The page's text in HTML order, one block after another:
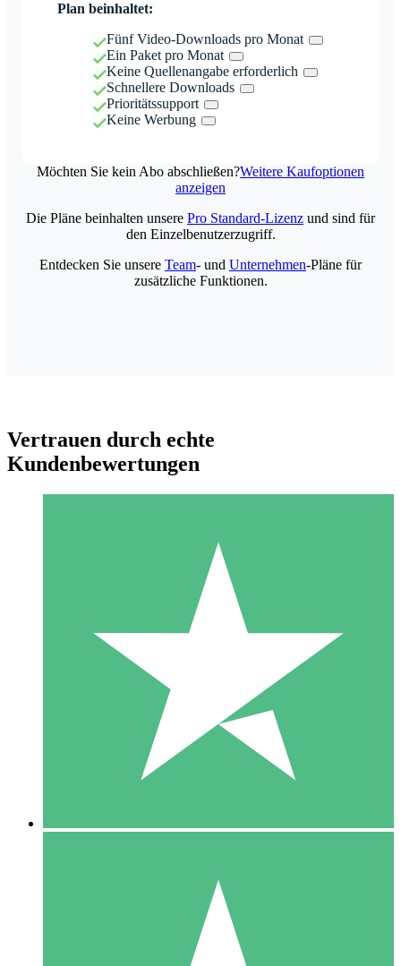
Plan beinhaltet:
Fünf Video-Downloads pro Monat
Ein Paket pro Monat
Keine Quellenangabe erforderlich
Schnellere Downloads
Prioritätssupport
Keine Werbung
Möchten Sie kein Abo abschließen?Weitere Kaufoptionen
anzeigen
Individuelle Credit-Pakete
Zahlen Sie nach Bedarf mit Download-Credits. Keine
monatliche Verpflichtung erforderlich.
10 00
10 Downloads
20 00
Die Pläne beinhalten unsere Pro Standard-Lizenz und sind für
den Einzelbenutzerzugriff.
Entdecken Sie unsere Team- und Unternehmen-Pläne für
zusätzliche Funktionen.
Vertrauen durch echte
Kundenbewertungen